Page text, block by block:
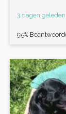
3 dagen
95%